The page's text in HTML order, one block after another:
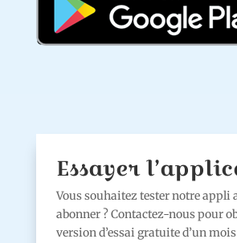
Essayer
Vous souhaitez tester notre appli
abonner ? Contactez-nous pour
version d’essai gratuite d’un mois